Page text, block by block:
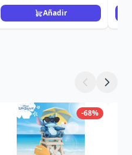
Añadir
-68%